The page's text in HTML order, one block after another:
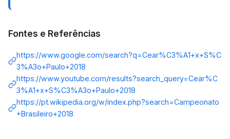
Fontes e Referências
https://www.google.com/search?q=Cear%C3%A1+x+S%C
3%A3o+Paulo+2018
https://www.youtube.com/results?search_query=Cear%C
3%A1+x+S%C3%A3o+Paulo+2018
https://pt.wikipedia.org/w/index.php?search=Campeonato
+Brasileiro+2018